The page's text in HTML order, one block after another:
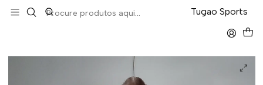
Tugao Sports